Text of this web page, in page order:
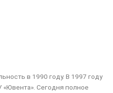
в 1990 году. В 1997 году
Сегодня полное